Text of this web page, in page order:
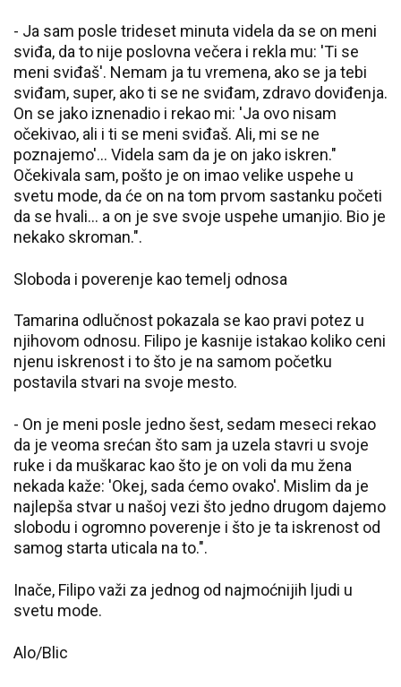
- Ja sam posle trideset minuta videla da se on meni
sviđa, da to nije poslovna večera i rekla mu: 'Ti se
meni sviđaš'. Nemam ja tu vremena, ako se ja tebi
sviđam, super, ako ti se ne sviđam, zdravo doviđenja.
On se jako iznenadio i rekao mi: 'Ja ovo nisam
očekivao, ali i ti se meni sviđaš. Ali, mi se ne
poznajemo'... Videla sam da je on jako iskren."
Očekivala sam, pošto je on imao velike uspehe u
svetu mode, da će on na tom prvom sastanku početi
da se hvali... a on je sve svoje uspehe umanjio. Bio je
nekako skroman.".
Sloboda i poverenje kao temelj odnosa
Tamarina odlučnost pokazala se kao pravi potez u
njihovom odnosu. Filipo je kasnije istakao koliko ceni
njenu iskrenost i to što je na samom početku
postavila stvari na svoje mesto.
- On je meni posle jedno šest, sedam meseci rekao
da je veoma srećan što sam ja uzela stavri u svoje
ruke i da muškarac kao što je on voli da mu žena
nekada kaže: 'Okej, sada ćemo ovako'. Mislim da je
najlepša stvar u našoj vezi što jedno drugom dajemo
slobodu i ogromno poverenje i što je ta iskrenost od
samog starta uticala na to.".
Inače, Filipo važi za jednog od najmoćnijih ljudi u
svetu mode.
Alo/Blic